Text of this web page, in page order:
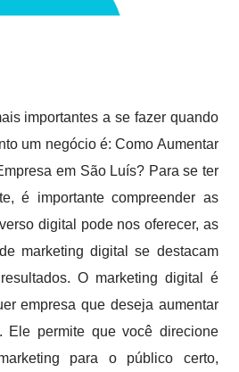
importantes a se fazer quando
um negócio é: Como Aumentar
em São Luís? Para se ter
é importante compreender as
digital pode nos oferecer, as
marketing digital se destacam
O marketing digital é
empresa que deseja aumentar
Ele permite que você direcione
para o público certo,